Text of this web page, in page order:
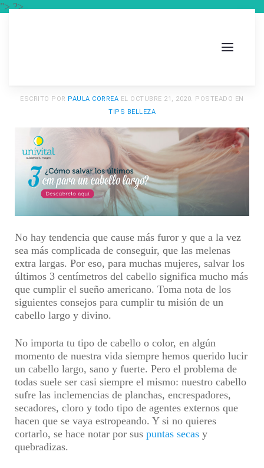
"> ?>
ESCRITO POR PAULA CORREA EL OCTUBRE 21, 2020. POSTEADO EN
TIPS BELLEZA
No hay tendencia que cause más furor y que a la vez
sea más complicada de conseguir, que las melenas
extra largas. Por eso, para muchas mujeres, salvar los
últimos 3 centímetros del cabello significa mucho más
que cumplir el sueño americano. Toma nota de los
siguientes consejos para cumplir tu misión de un
cabello largo y divino.
No importa tu tipo de cabello o color, en algún
momento de nuestra vida siempre hemos querido lucir
un cabello largo, sano y fuerte. Pero el problema de
todas suele ser casi siempre el mismo: nuestro cabello
sufre las inclemencias de planchas, encrespadores,
secadores, cloro y todo tipo de agentes externos que
hacen que se vaya estropeando. Y si no quieres
cortarlo, se hace notar por sus puntas secas y
quebradizas.